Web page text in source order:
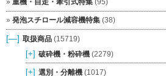
発泡スチロール減容機特集 (38)
[—] 取扱商品 (15719)
[+] 破砕機・粉砕機 (2279)
[+] 選別・分離機 (1017)